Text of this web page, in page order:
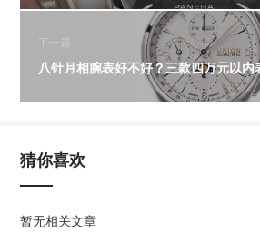
下一篇
八针月相腕表好不好？三款四万元以内
猜你喜欢
暂无相关文章